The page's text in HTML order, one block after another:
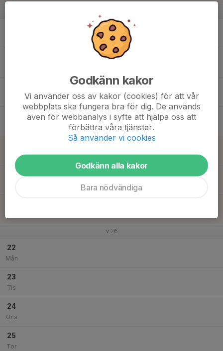
Sommaravslutning
Högalids IP B-plan
v.26
22
Mån
23
Tis
24
Ons
25
Tor
Godkänn kakor
Vi använder oss av kakor (cookies) för att vår
webbplats ska fungera bra för dig. De används
även för webbanalys i syfte att hjälpa oss att
förbättra våra tjänster.
Så använder vi cookies
Godkänn alla kakor
Bara nödvändiga